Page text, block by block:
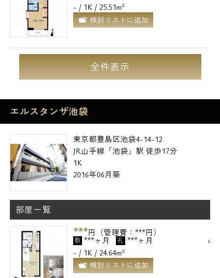
- / 1K / 25.51m²
検討リストに追加
全件表示
エルスタンザ池袋
東京都豊島区池袋4-14-12
JR山手線「池袋」駅 徒歩17分
1K
2016年06月築
部屋一覧
***円（管理費：***円）
敷 ***ヶ月 礼 ***ヶ月
- / 1K / 24.64m²
検討リストに追加